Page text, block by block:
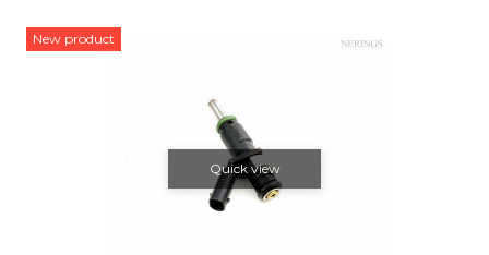
New product
Quick view